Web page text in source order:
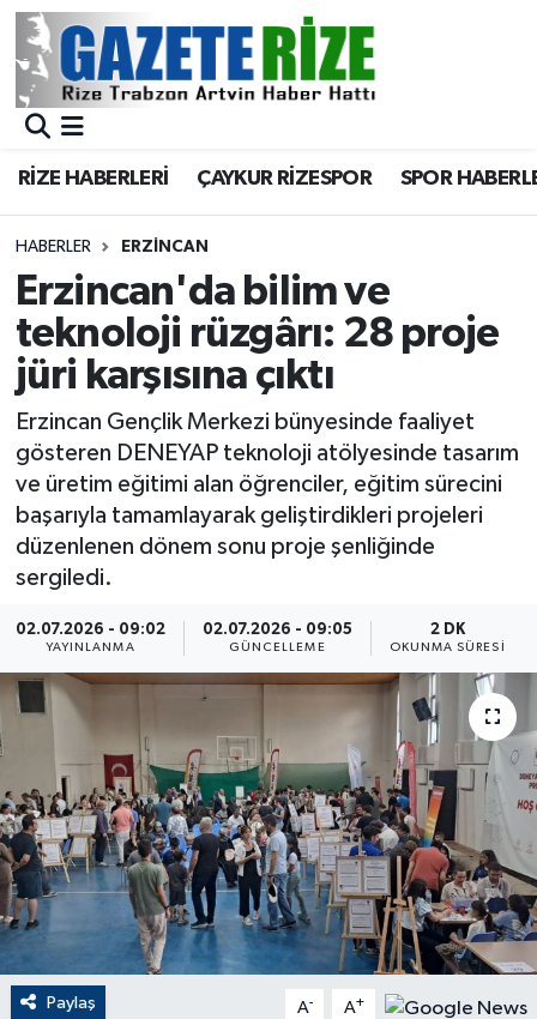
RİZE HABERLERİ ÇAYKUR RİZESPOR SPOR
HABERLER ERZINCAN
Erzincan'da bilim ve
teknoloji rüzgârı: 28 proje
jüri karşısına çıktı
Erzincan Gençlik Merkezi bünyesinde faaliyet
gösteren DENEYAP teknoloji atölyesinde tasarım
ve üretim eğitimi alan öğrenciler, eğitim sürecini
başarıyla tamamlayarak geliştirdikleri projeleri
düzenlenen dönem sonu proje şenliğinde
sergiledi.
02.07.2026 - 09:02
YAYINLANMA
02.07.2026 - 09:05
GÜNCELLEME
2 DK
OKUNMA SÜRESI
Paylaş A- A+
BÖLGEMİZ
Asayiş
Rize Jandarma Komutanlığı
Bilim Teknoloji
Advertising news
Canlı Maç
ÇEVRE
Dış Haberler
Dünya
EĞİTİM
EKONOMİ
English News
Finans
Flaş Haber
Merkez Nöbetçi Eczaneler
Merkez Trafik Yoğunluk Haritası
Süper Lig Puan Durumu ve Fikstür
Tüm Manşetler
Son Dakika Haberleri
Haber Arşivi